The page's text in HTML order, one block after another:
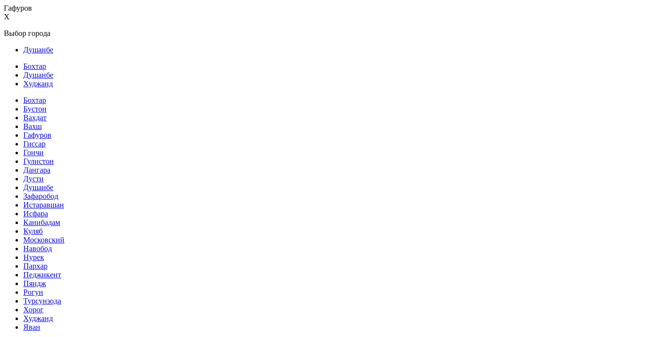
Гафуров
X
Выбор города
Душанбе
Бохтар
Душанбе
Худжанд
Бохтар
Бустон
Вахдат
Вахш
Гафуров
Гиссар
Гончи
Гулистон
Дангара
Дусти
Душанбе
Зафаробод
Истаравшан
Исфара
Канибадам
Куляб
Московский
Навобод
Нурек
Пархар
Педжикент
Пяндж
Рогун
Турсунзода
Хорог
Худжанд
Яван